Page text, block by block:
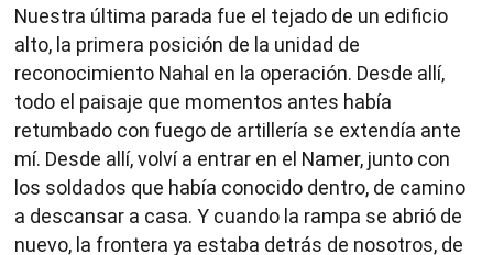
Nuestra última parada fue el tejado de un edificio
alto, la primera posición de la unidad de
reconocimiento Nahal en la operación. Desde allí,
todo el paisaje que momentos antes había
retumbado con fuego de artillería se extendía ante
mí. Desde allí, volví a entrar en el Namer, junto con
los soldados que había conocido dentro, de camino
a descansar a casa. Y cuando la rampa se abrió de
nuevo, la frontera ya estaba detrás de nosotros, de